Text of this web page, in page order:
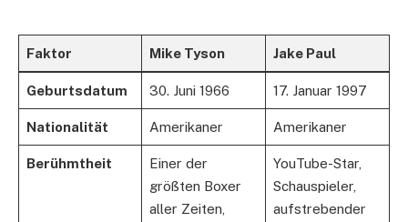
Faktor Mike Tyson Jake Paul
Geburtsdatum 30. Juni 1966 17. Januar 1997
Nationalität Amerikaner Amerikaner
Berühmtheit
Einer der
größten Boxer
aller Zeiten,
YouTube-Star,
Schauspieler,
aufstrebender